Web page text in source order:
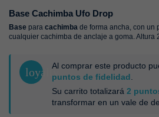
Base Cachimba Ufo Drop
Base para cachimba de forma ancha, con un
cualquier cachimba de anclaje a goma. Altura
loyaltyAl comprar este producto
puntos de fidelidad
Su carrito totalizará 2
transformar en un vale de